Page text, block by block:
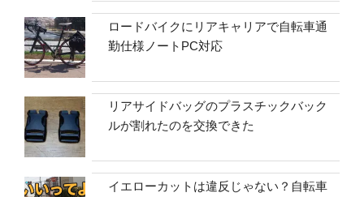
ロードバイクにリアキャリアで自転車通
勤仕様ノートPC対応
リアサイドバッグのプラスチックバック
ルが割れたのを交換できた
イエローカットは違反じゃない？自転車